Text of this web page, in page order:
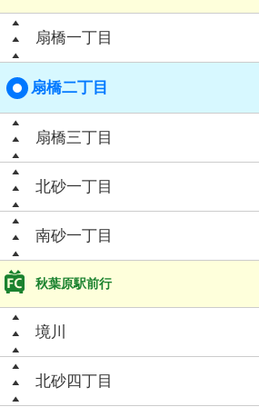
扇橋一丁目
扇橋二丁目
扇橋三丁目
北砂一丁目
南砂一丁目
秋葉原駅前行
境川
北砂四丁目